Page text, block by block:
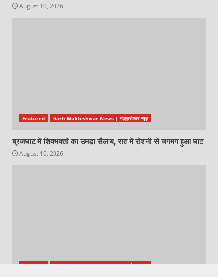
August 10, 2026
Featured Garh Mukteshwar News | गढ़मुक्तेश्वर न्यूज़
ब्रजघाट में शिवभक्तों का उमड़ा सैलाब, रात में रोशनी से जगमग हुआ घाट
August 10, 2026
Featured Garh Mukteshwar News | गढ़मुक्तेश्वर न्यूज़